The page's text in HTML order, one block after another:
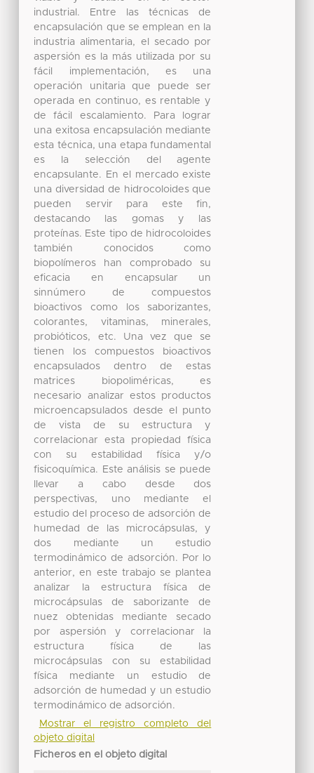
industrial. Entre las técnicas de
encapsulación que se emplean en la
industria alimentaria, el secado por
aspersión es la más utilizada por su
fácil implementación, es una
operación unitaria que puede ser
operada en continuo, es rentable y
de fácil escalamiento. Para lograr
una exitosa encapsulación mediante
esta técnica, una etapa fundamental
es la selección del agente
encapsulante. En el mercado existe
una diversidad de hidrocoloides que
pueden servir para este fin,
destacando las gomas y las
proteínas. Este tipo de hidrocoloides
también conocidos como
biopolímeros han comprobado su
eficacia en encapsular un
sinnúmero de compuestos
bioactivos como los saborizantes,
colorantes, vitaminas, minerales,
probióticos, etc. Una vez que se
tienen los compuestos bioactivos
encapsulados dentro de estas
matrices biopoliméricas, es
necesario analizar estos productos
microencapsulados desde el punto
de vista de su estructura y
correlacionar esta propiedad física
con su estabilidad física y/o
fisicoquímica. Este análisis se puede
llevar a cabo desde dos
perspectivas, uno mediante el
estudio del proceso de adsorción de
humedad de las microcápsulas, y
dos mediante un estudio
termodinámico de adsorción. Por lo
anterior, en este trabajo se plantea
analizar la estructura física de
microcápsulas de saborizante de
nuez obtenidas mediante secado
por aspersión y correlacionar la
estructura física de las
microcápsulas con su estabilidad
física mediante un estudio de
adsorción de humedad y un estudio
termodinámico de adsorción.
Mostrar el registro completo del
objeto digital
Ficheros en el objeto digital